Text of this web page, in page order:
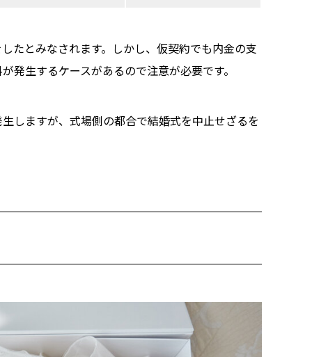
たとみなされます。しかし、仮契約でも内金の支
発生するケースがあるので注意が必要です。
しますが、式場側の都合で結婚式を中止せざるを